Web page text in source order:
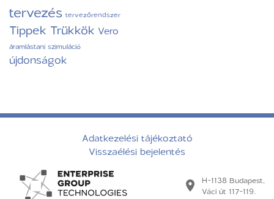
tervezés tervezőrendszer
Tippek Trükkök Vero
áramlástani szimuláció
újdonságok
Adatkezelési tájékoztató
Visszaélési bejelentés
H-1138 Budapest,
Váci út 117-119.